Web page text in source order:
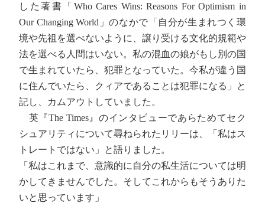
した著書「Who Cares Wins: Reasons For Optimism in
Our Changing World」のなかで「自分が生まれつく環
境や先祖を選べないように、譲り受ける文化的規範や
法を選べる人間はいない。私の混血の娘がもし別の国
で生まれていたら、犯罪となっていた。今私が違う国
に住んでいたら、クィアであることは犯罪になる」と
記し、カムアウトしていました。
英『The Times』のインタビューであらためてセク
シュアリティについて尋ねられたリリーは、「私はス
トレートではない」と語りました。
「私はこれまで、意識的に自分の私生活については明
かしてきませんでした。そしてこれからもそうありた
いと思っています」